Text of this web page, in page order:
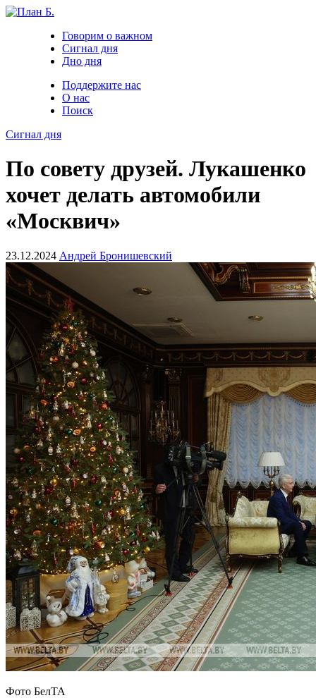
Говорим о важном
Сигнал дня
Дно дня
Поддержите нас
О нас
Поиск
Сигнал дня
По совету друзей. Лукашенко
хочет делать автомобили
«Москвич»
23.12.2024 Андрей Бронишевский
Фото БелТА